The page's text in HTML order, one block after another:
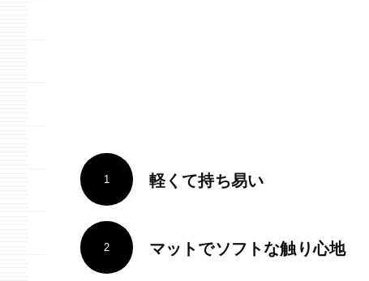
軽くて持ち易い
1
マットでソフトな触り心地
2